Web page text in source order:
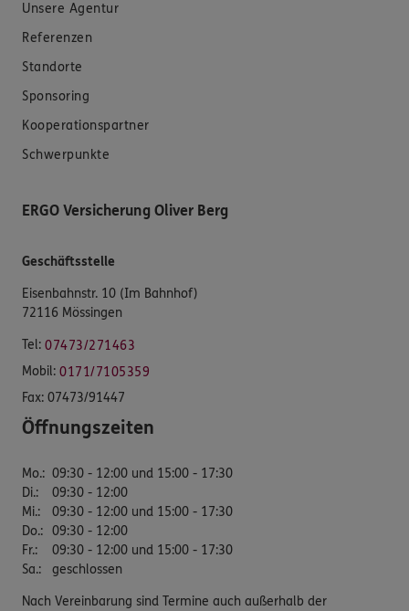
Unsere Agentur
Referenzen
Standorte
Sponsoring
Kooperationspartner
Schwerpunkte
ERGO Versicherung Oliver Berg
Geschäftsstelle
Eisenbahnstr. 10 (Im Bahnhof)
72116 Mössingen
Tel: 07473/271463
Mobil: 0171/7105359
Fax: 07473/91447
Öffnungszeiten
Mo.: 09:30 - 12:00 und 15:00 - 17:30
Di.:
09:30 - 12:00
Mi.:
09:30 - 12:00 und 15:00 - 17:30
Do.: 09:30 - 12:00
Fr.:
09:30 - 12:00 und 15:00 - 17:30
Sa.: geschlossen
Nach Vereinbarung sind Termine auch außerhalb der